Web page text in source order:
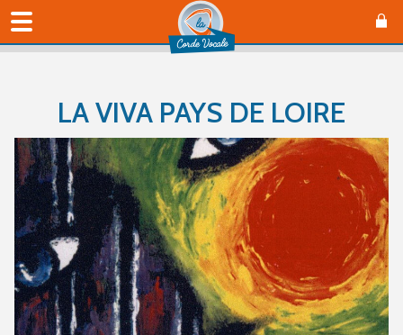
LA VIVA PAYS DE LOIRE